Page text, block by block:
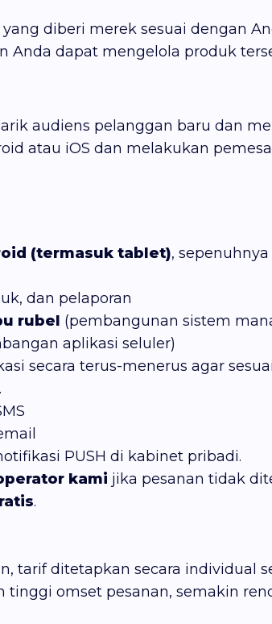
diberi merek sesuai dengan
Anda dapat mengelola produk
audiens pelanggan baru dan
atau iOS dan melakukan
(termasuk tablet),
dan pelaporan
rubel (pembangunan sistem
aplikasi seluler)
secara terus-menerus agar
PUSH di kabinet pribadi.
kami jika pesanan tidak
.
tarif ditetapkan secara individual
omset pesanan, semakin